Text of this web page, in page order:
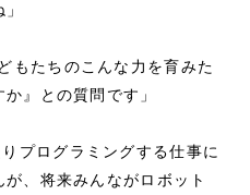
もたちのこんな力を育みた
』との質問です」
りプログラミングする仕事に
、将来みんながロボット